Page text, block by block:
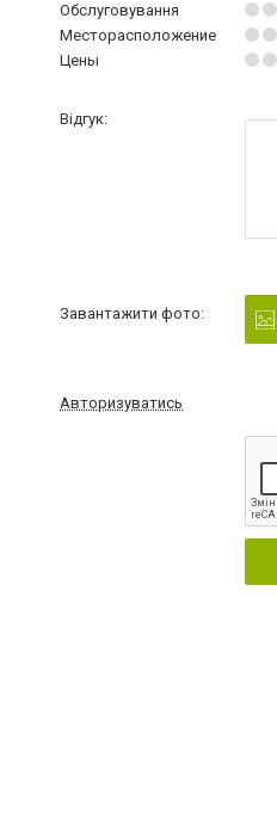
Обслуговування
Месторасположение
Цены
Відгук:
Завантажити фото:
Авторизуватись